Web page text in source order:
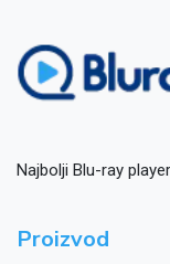
Najbolji Blu-ray
Proizvod